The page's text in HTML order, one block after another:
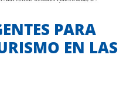
PARA
EN LAS